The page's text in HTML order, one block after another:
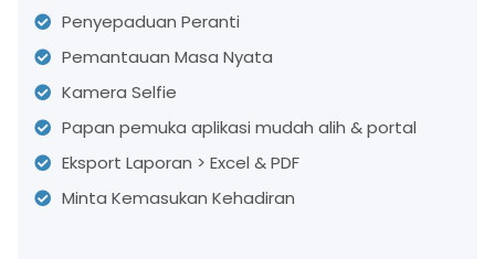
Penyepaduan Peranti
Pemantauan Masa Nyata
Kamera Selfie
Papan pemuka aplikasi mudah alih & portal
Eksport Laporan > Excel & PDF
Minta Kemasukan Kehadiran